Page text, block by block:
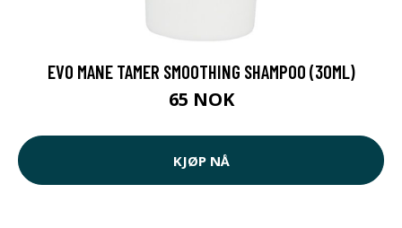
EVO MANE TAMER SMOOTHING SHAMPOO (30ML)
65 NOK
KJØP NÅ